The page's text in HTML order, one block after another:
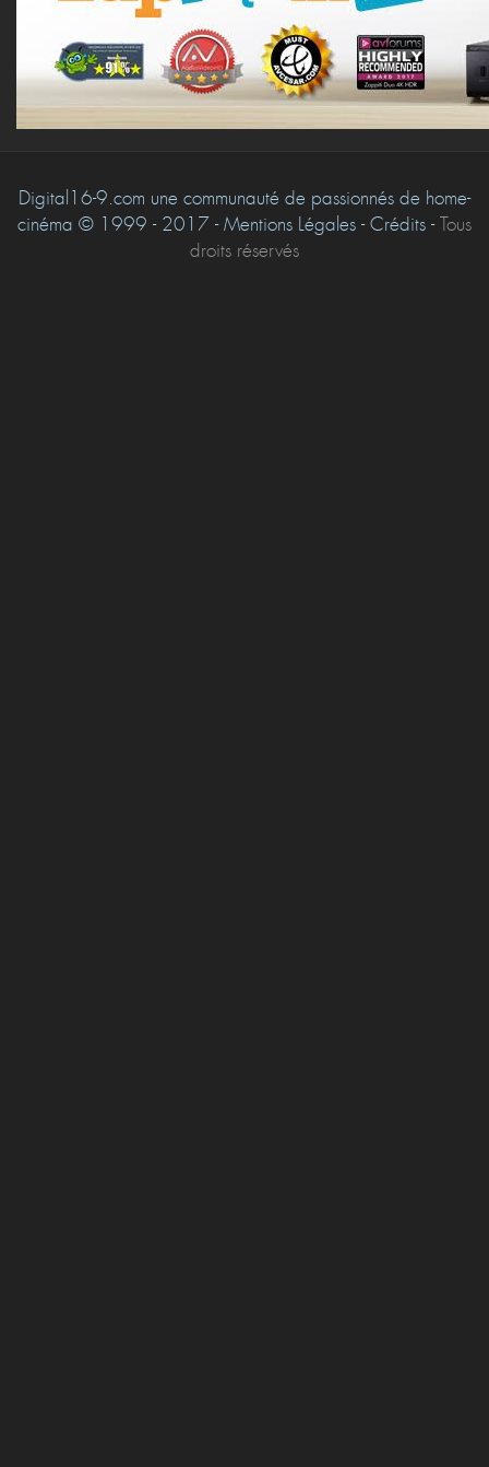
Digital16-9.com une communauté de passionnés de home-
cinéma © 1999 - 2017 - Mentions Légales - Crédits -Tous
droits réservés